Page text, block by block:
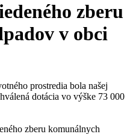
zberu
v obci
prostredia bola našej
dotácia vo výške 73 000
zberu komunálnych